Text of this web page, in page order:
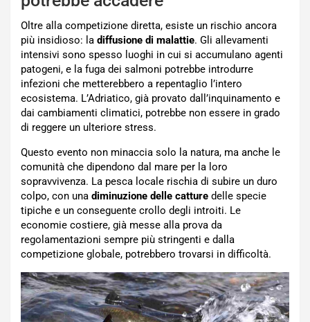
Oltre alla competizione diretta, esiste un rischio ancora
più insidioso: la diffusione di malattie. Gli allevamenti
intensivi sono spesso luoghi in cui si accumulano agenti
patogeni, e la fuga dei salmoni potrebbe introdurre
infezioni che metterebbero a repentaglio l’intero
ecosistema. L’Adriatico, già provato dall’inquinamento e
dai cambiamenti climatici, potrebbe non essere in grado
di reggere un ulteriore stress.
Questo evento non minaccia solo la natura, ma anche le
comunità che dipendono dal mare per la loro
sopravvivenza. La pesca locale rischia di subire un duro
colpo, con una diminuzione delle catture delle specie
tipiche e un conseguente crollo degli introiti. Le
economie costiere, già messe alla prova da
regolamentazioni sempre più stringenti e dalla
competizione globale, potrebbero trovarsi in difficoltà.